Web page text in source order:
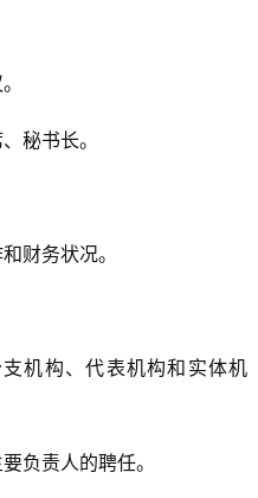
秘书长。
财务状况。
机构、代表机构和实体机
负责人的聘任。